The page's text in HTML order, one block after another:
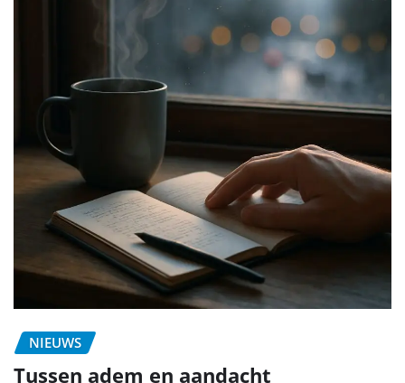
NIEUWS
Tussen adem en aandacht